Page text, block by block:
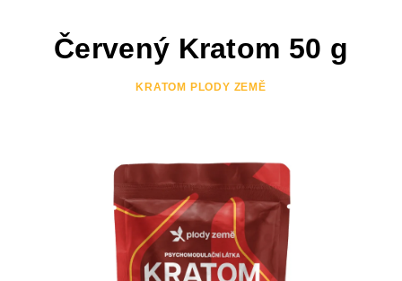
Červený Kratom 50 g
KRATOM PLODY ZEMĚ